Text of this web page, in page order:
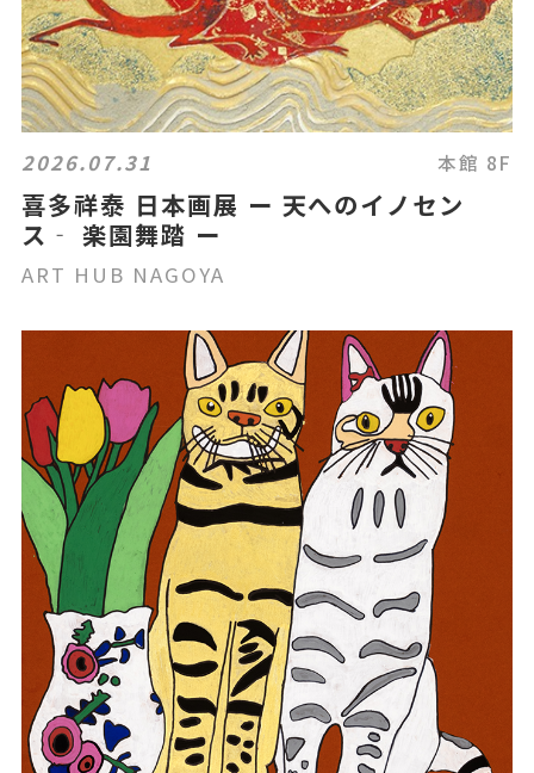
2026.07.31 本館 8F
喜多祥泰 日本画展 ー 天へのイノセン
ス‐ 楽園舞踏 ー
ART HUB NAGOYA